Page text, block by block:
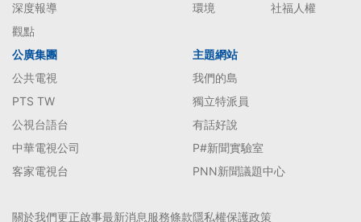
深度報導
觀點
環境
社福人權
公廣集團
公共電視
PTS TW
公視台語台
中華電視公司
客家電視台
主題網站
我們的島
獨立特派員
有話好說
P#新聞實驗室
PNN新聞議題中心
關於我們更正啟事最新消息服務條款隱私權保護政策